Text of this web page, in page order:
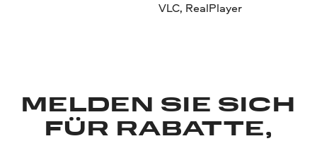
VLC, RealPlayer
MELDEN SIE SICH
FÜR RABATTE,